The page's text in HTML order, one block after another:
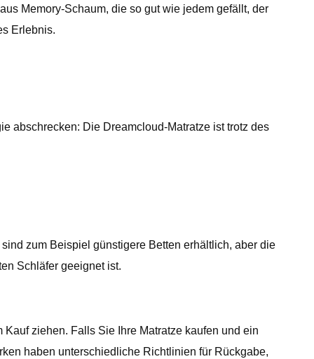
Memory-Schaum, die so gut wie jedem gefällt, der
Erlebnis.
abschrecken: Die Dreamcloud-Matratze ist trotz des
zum Beispiel günstigere Betten erhältlich, aber die
Schläfer geeignet ist.
ziehen. Falls Sie Ihre Matratze kaufen und ein
haben unterschiedliche Richtlinien für Rückgabe,